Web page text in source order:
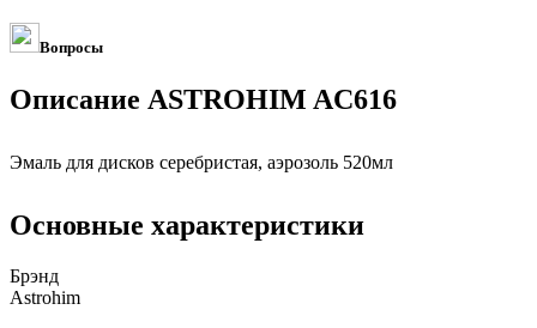
Вопросы
Описание ASTROHIM AC616
Эмаль для дисков серебристая, аэрозоль 520мл
Основные характеристики
Брэнд
Astrohim